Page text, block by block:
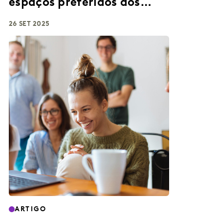
espaços preferidos dos
26 SET 2025
ARTIGO